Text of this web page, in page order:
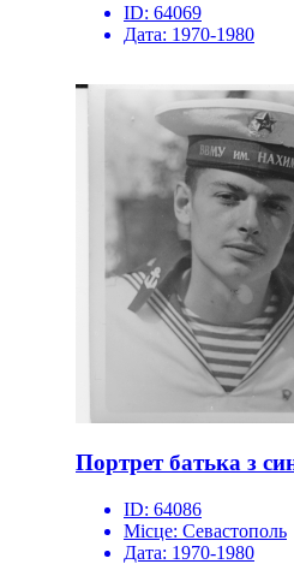
ID: 64069
Дата: 1970-1980
Портрет батька з
ID: 64086
Місце: Севастополь
Дата: 1970-1980